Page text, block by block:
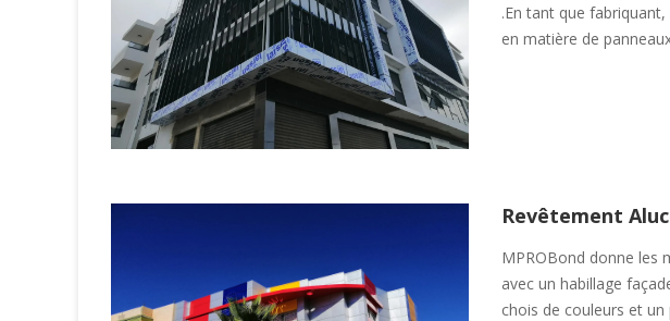
.En tant que
en matière de
Revêtement
MPROBond donne les
avec un habillage
chois de couleurs et